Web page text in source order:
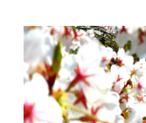
content